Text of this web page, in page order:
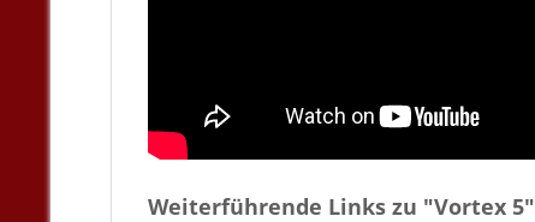
Weiterführende Links zu "Vortex 5"